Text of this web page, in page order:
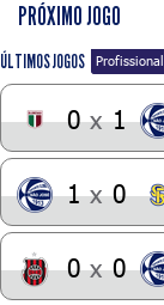
PRÓXIMO JOGO
ÚLTIMOS JOGOS Profissional
0 x 1
1 x 0
0 x 0